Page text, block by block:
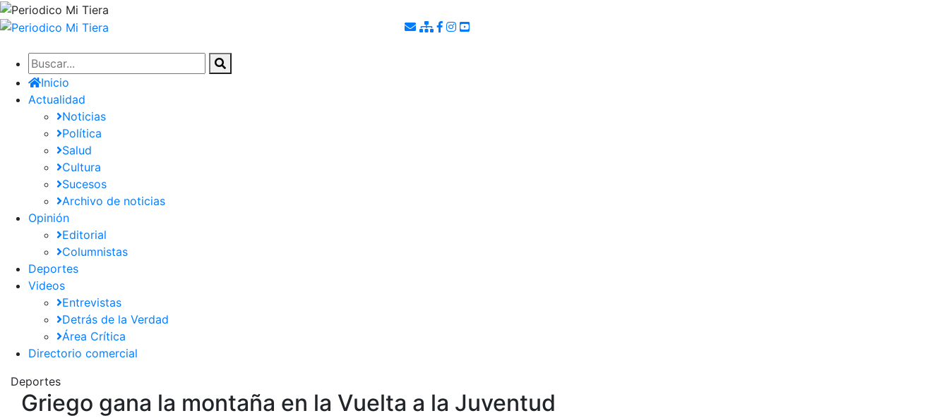
Pasar
al
principal
Inicio
Actualidad
Noticias
Política
Salud
Cultura
Sucesos
Archivo de noticias
Opinión
Editorial
Columnistas
Deportes
Videos
Entrevistas
Detrás de la Verdad
Área Crítica
Directorio comercial
Deportes
Griego gana la montaña en la Vuelta a la Juventud